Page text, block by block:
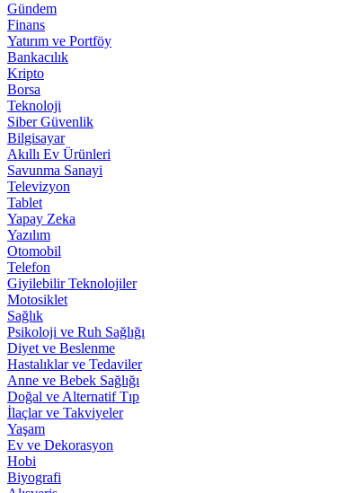
Gündem
Finans
Yatırım ve Portföy
Bankacılık
Kripto
Borsa
Teknoloji
Siber Güvenlik
Bilgisayar
Akıllı Ev Ürünleri
Savunma Sanayi
Televizyon
Tablet
Yapay Zeka
Yazılım
Otomobil
Telefon
Giyilebilir Teknolojiler
Motosiklet
Sağlık
Psikoloji ve Ruh Sağlığı
Diyet ve Beslenme
Hastalıklar ve Tedaviler
Anne ve Bebek Sağlığı
Doğal ve Alternatif Tıp
İlaçlar ve Takviyeler
Yaşam
Ev ve Dekorasyon
Hobi
Biyografi